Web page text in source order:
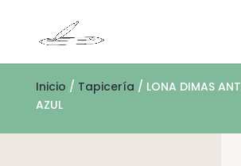
Inicio / Tapicería / LONA DIMAS
AZUL